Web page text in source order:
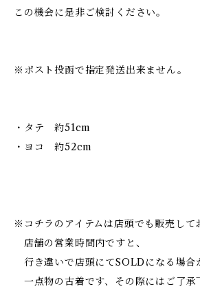
この機会に是非ご検討ください。
※ポスト投函で指定発送出来ません。
・タテ 約51cm
・ヨコ 約52cm
※コチラのアイテムは店頭でも販売して
店舗の営業時間内ですと、
行き違いで店頭にてSOLDになる場合
一点物の古着です、その際にはご了承